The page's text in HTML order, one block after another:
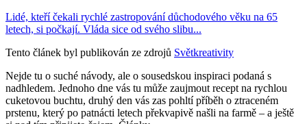
Lidé, kteří čekali rychlé zastropování důchodového věku na 65
letech, si počkají. Vláda sice od svého slibu...
Tento článek byl publikován ze zdrojů Světkreativity
Nejde tu o suché návody, ale o sousedskou inspiraci podaná s
nadhledem. Jednoho dne vás tu může zaujmout recept na rychlou
cuketovou buchtu, druhý den vás zas pohltí příběh o ztraceném
prstenu, který po patnácti letech překvapivě našli na farmě – a ještě